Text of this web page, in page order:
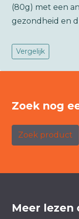
(80g) met een
gezondheid en
Vergelijk
Zoek nog
Zoek product
Meer lezen